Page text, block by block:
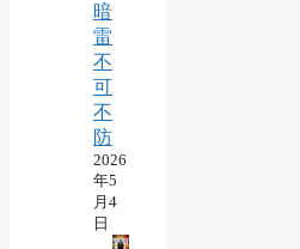
暗
雷
不
可
不
防
2026
年5
月4
日